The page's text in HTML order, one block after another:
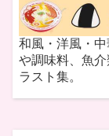
和風・洋風・
や調味料、魚
ラスト集。